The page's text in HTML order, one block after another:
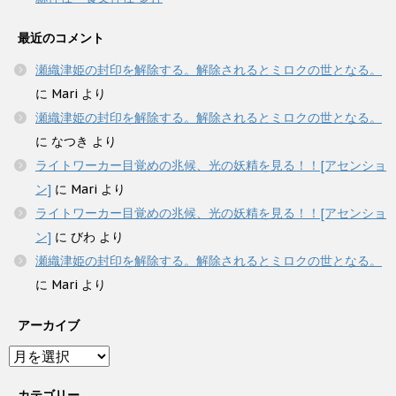
最近のコメント
瀬織津姫の封印を解除する。解除されるとミロクの世となる。
に Mari より
瀬織津姫の封印を解除する。解除されるとミロクの世となる。
に なつき より
ライトワーカー目覚めの兆候、光の妖精を見る！！[アセンショ
ン] に Mari より
ライトワーカー目覚めの兆候、光の妖精を見る！！[アセンショ
ン] に びわ より
瀬織津姫の封印を解除する。解除されるとミロクの世となる。
に Mari より
アーカイブ
ア
ー
カ